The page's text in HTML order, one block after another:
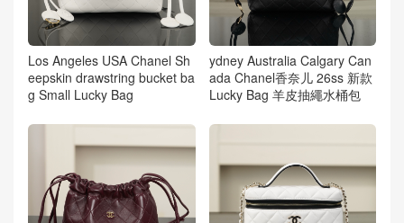
Los Angeles USA Chanel Sh
eepskin drawstring bucket ba
g Small Lucky Bag
ydney Australia Calgary Can
ada Chanel香奈儿 26ss 新款
Lucky Bag 羊皮抽繩水桶包